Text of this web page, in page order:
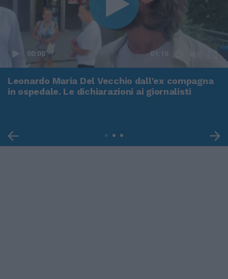
00:00 01:16
Leonardo Maria Del Vecchio dall'ex compagna
in ospedale. Le dichiarazioni ai giornalisti